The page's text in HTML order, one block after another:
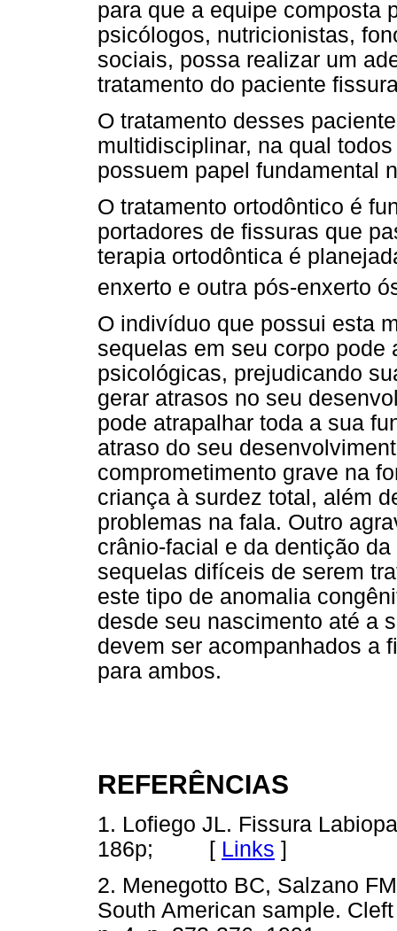
para que a equipe composta
psicólogos, nutricionistas,
sociais, possa realizar um
tratamento do paciente
O tratamento desses
multidisciplinar, na qual
possuem papel fundamental
O tratamento ortodôntico é
portadores de fissuras que
terapia ortodôntica é
enxerto e outra pós-enxerto
O indivíduo que possui esta
sequelas em seu corpo pode
psicológicas, prejudicando
gerar atrasos no seu
pode atrapalhar toda a sua
atraso do seu
comprometimento grave na
criança à surdez total, além
problemas na fala. Outro
crânio-facial e da dentição
sequelas difíceis de serem
este tipo de anomalia
desde seu nascimento até a
devem ser acompanhados a
para ambos.
REFERÊNCIAS
1. Lofiego JL. Fissura
186p; [ Links ]
2. Menegotto BC, Salzano
South American sample.